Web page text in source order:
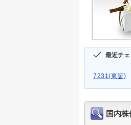
最近チ
7231(東証)